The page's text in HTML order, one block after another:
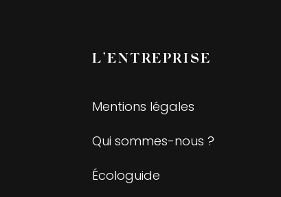
L’ENTREPRISE
Mentions légales
Qui sommes-nous ?
Écologuide